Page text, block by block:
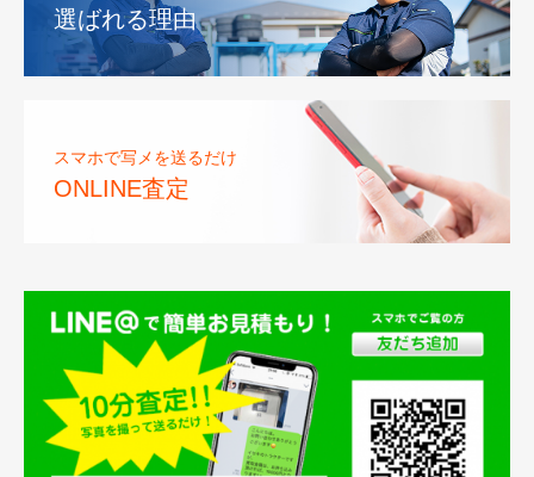
選ばれる理由
スマホで写メを送るだけ
ONLINE査定